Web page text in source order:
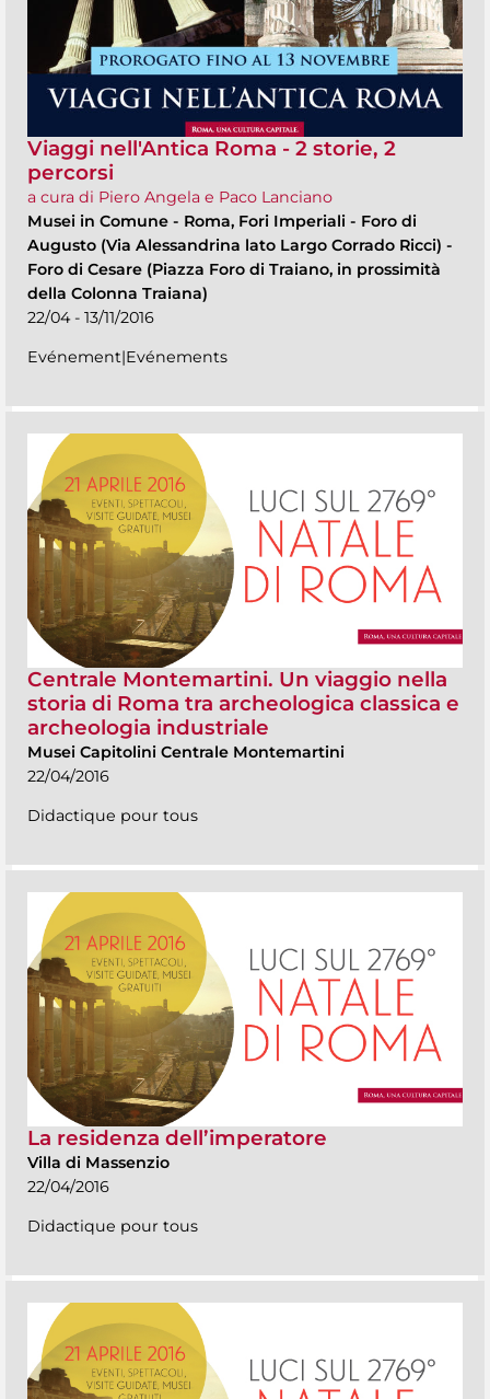
Viaggi nell'Antica Roma - 2 storie, 2
percorsi
a cura di Piero Angela e Paco Lanciano
Musei in Comune - Roma, Fori Imperiali - Foro di
Augusto (Via Alessandrina lato Largo Corrado Ricci) -
Foro di Cesare (Piazza Foro di Traiano, in prossimità
della Colonna Traiana)
22/04 - 13/11/2016
Evénement|Evénements
Centrale Montemartini. Un viaggio nella
storia di Roma tra archeologica classica e
archeologia industriale
Musei Capitolini Centrale Montemartini
22/04/2016
Didactique pour tous
La residenza dell’imperatore
Villa di Massenzio
22/04/2016
Didactique pour tous